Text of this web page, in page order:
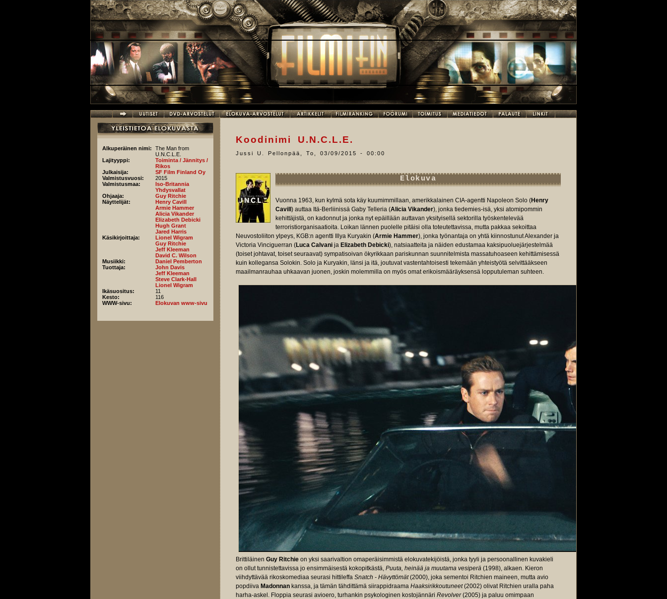
Alkuperäinen nimi:
The Man from
U.N.C.L.E.
Lajityyppi:
Toiminta / Jännitys /
Rikos
Julkaisija:
SF Film Finland Oy
Valmistusvuosi:
2015
Valmistusmaa:
Iso-Britannia
Yhdysvallat
Ohjaaja:
Guy Ritchie
Näyttelijät:
Henry Cavill
Armie Hammer
Alicia Vikander
Elizabeth Debicki
Hugh Grant
Jared Harris
Käsikirjoittaja:
Lionel Wigram
Guy Ritchie
Jeff Kleeman
David C. Wilson
Musiikki:
Daniel Pemberton
Tuottaja:
John Davis
Jeff Kleeman
Steve Clark-Hall
Lionel Wigram
Ikäsuositus:
11
Kesto:
116
WWW-sivu:
Elokuvan www-sivu
Koodinimi U.N.C.L.E.
Jussi U. Pellonpää To, 03/09/2015 - 00:00
Elokuva
Vuonna 1963, kun kylmä sota käy kuumimmillaan, amerikkalainen CIA-agentti Napoleon Solo (Henry
Cavill ) auttaa Itä-Berliinissä Gaby Telleria (Alicia Vikander), jonka tiedemies-isä, yksi atomipommin
kehittäjistä, on kadonnut ja jonka nyt epäillään auttavan yksityisellä sektorilla työskentelevää
terroristiorganisaatioita. Loikan lännen puolelle pitäisi olla toteutettavissa, mutta pakkaa sekoittaa
Neuvostoliiton ylpeys, KGB:n agentti Illya Kuryakin (Armie Hammer), jonka työnantaja on yhtä kiinnostunut Alexander ja
Victoria Vinciguerran (Luca Calvani ja Elizabeth Debicki), natsiaatteita ja näiden edustamaa kaksipuoluejärjestelmää
(toiset johtavat, toiset seuraavat) sympatisoivan ökyrikkaan pariskunnan suunnitelmista massatuhoaseen kehittämisessä
kuin kollegansa Solokin. Solo ja Kuryakin, länsi ja itä, joutuvat vastentahtoisesti tekemään yhteistyötä selvittääkseen
maailmanrauhaa uhkaavan juonen, joskin molemmilla on myös omat erikoismääräyksensä lopputuleman suhteen.
Brittiläinen Guy Ritchie on yksi saarivaltion omaperäisimmistä elokuvatekijöistä, jonka tyyli ja persoonallinen kuvakieli
on ollut tunnistettavissa jo ensimmäisestä kokopitkästä, Puuta, heinää ja muutama vesiperä (1998), alkaen. Kieron
viihdyttävää rikoskomediaa seurasi hittileffa Snatch - Hävyttömät(2000), joka sementoi Ritchien maineen, mutta avio
popdiiva Madonnan kanssa, ja tämän tähdittämä siirappidraama Haaksirikkoutuneet(2002) olivat Ritchien uralla paha
harha-askel. Floppia seurasi avioero, turhankin psykologinen kostojännäri Revolver(2005) ja paluu omimpaan